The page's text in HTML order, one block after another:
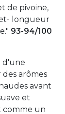
de pivoine,
longueur
93-94/100
d'une
arômes
avant
et
comme un